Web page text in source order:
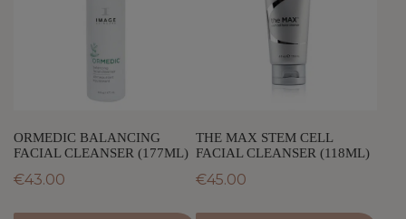
ORMEDIC BALANCING
FACIAL CLEANSER (177ML)
€43.00
THE MAX STEM CELL
FACIAL CLEANSER (118ML)
€45.00